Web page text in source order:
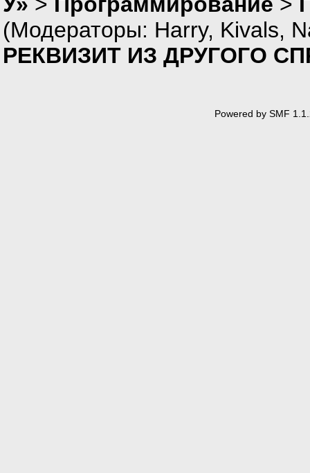
(Модераторы: Harry, Kivals,
РЕКВИЗИТ ИЗ ДРУГОГО
Powered by SMF